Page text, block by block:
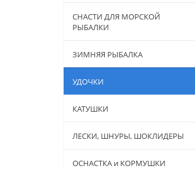
СНАСТИ ДЛЯ МОРСКОЙ
РЫБАЛКИ
ЗИМНЯЯ РЫБАЛКА
УДОЧКИ
КАТУШКИ
ЛЕСКИ, ШНУРЫ, ШОКЛИДЕРЫ
ОСНАСТКА и КОРМУШКИ